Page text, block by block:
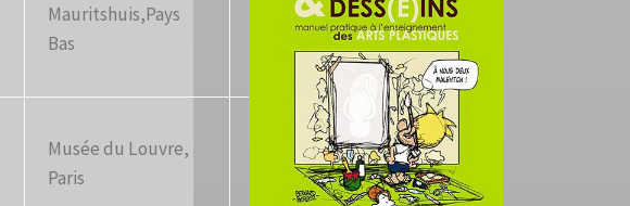
Mauritshuis,Pays
Bas
Musée du Louvre,
Paris